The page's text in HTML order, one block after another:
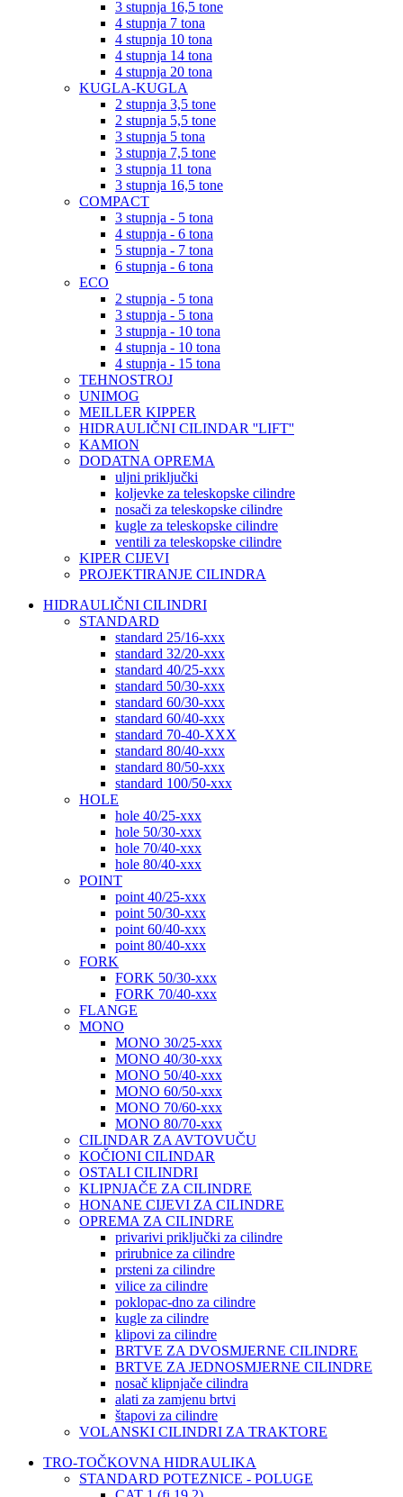
3 stupnja 16,5 tone
4 stupnja 7 tona
4 stupnja 10 tona
4 stupnja 14 tona
4 stupnja 20 tona
KUGLA-KUGLA
2 stupnja 3,5 tone
2 stupnja 5,5 tone
3 stupnja 5 tona
3 stupnja 7,5 tone
3 stupnja 11 tona
3 stupnja 16,5 tone
COMPACT
3 stupnja - 5 tona
4 stupnja - 6 tona
5 stupnja - 7 tona
6 stupnja - 6 tona
ECO
2 stupnja - 5 tona
3 stupnja - 5 tona
3 stupnja - 10 tona
4 stupnja - 10 tona
4 stupnja - 15 tona
TEHNOSTROJ
UNIMOG
MEILLER KIPPER
HIDRAULIČNI CILINDAR ''LIFT''
KAMION
DODATNA OPREMA
uljni priključki
koljevke za teleskopske cilindre
nosači za teleskopske cilindre
kugle za teleskopske cilindre
ventili za teleskopske cilindre
KIPER CIJEVI
PROJEKTIRANJE CILINDRA
HIDRAULIČNI CILINDRI
STANDARD
standard 25/16-xxx
standard 32/20-xxx
standard 40/25-xxx
standard 50/30-xxx
standard 60/30-xxx
standard 60/40-xxx
standard 70-40-XXX
standard 80/40-xxx
standard 80/50-xxx
standard 100/50-xxx
HOLE
hole 40/25-xxx
hole 50/30-xxx
hole 70/40-xxx
hole 80/40-xxx
POINT
point 40/25-xxx
point 50/30-xxx
point 60/40-xxx
point 80/40-xxx
FORK
FORK 50/30-xxx
FORK 70/40-xxx
FLANGE
MONO
MONO 30/25-xxx
MONO 40/30-xxx
MONO 50/40-xxx
MONO 60/50-xxx
MONO 70/60-xxx
MONO 80/70-xxx
CILINDAR ZA AVTOVUČU
KOČIONI CILINDAR
OSTALI CILINDRI
KLIPNJAČE ZA CILINDRE
HONANE CIJEVI ZA CILINDRE
OPREMA ZA CILINDRE
privarivi priključki za cilindre
prirubnice za cilindre
prsteni za cilindre
vilice za cilindre
poklopac-dno za cilindre
kugle za cilindre
klipovi za cilindre
BRTVE ZA DVOSMJERNE CILINDRE
BRTVE ZA JEDNOSMJERNE CILINDRE
nosač klipnjače cilindra
alati za zamjenu brtvi
štapovi za cilindre
VOLANSKI CILINDRI ZA TRAKTORE
TRO-TOČKOVNA HIDRAULIKA
STANDARD POTEZNICE - POLUGE